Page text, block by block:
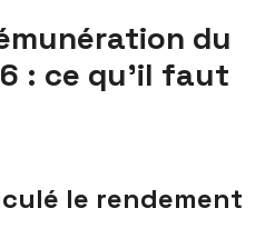
du
: ce qu’il faut
le rendement